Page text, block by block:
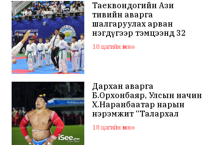
Таеквондогийн Ази
тивийн аварга
шалгаруулах арван
нэгдүгээр тэмцээнд 32
орны тамирчид өрсөлдөж
байна
18 цагийн өмнө
Дархан аварга
Б.Орхонбаяр, Улсын начин
Х.Наранбаатар нарын
нэрэмжит “Талархал
хүндэтгэл” хүчит бөхийн
барилдаан болно
18 цагийн өмнө